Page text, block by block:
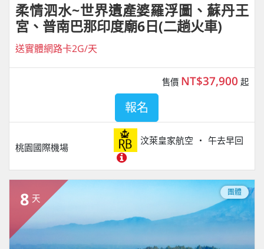
柔情泗水~世界遺產婆羅浮圖、蘇丹王
宮、普南巴那印度廟6日(二趟火車)
送實體網路卡2G/天
桃園國際機場
汶萊皇家航空 午去早回
售價 NT$37,900 起
報名
8 天
團體